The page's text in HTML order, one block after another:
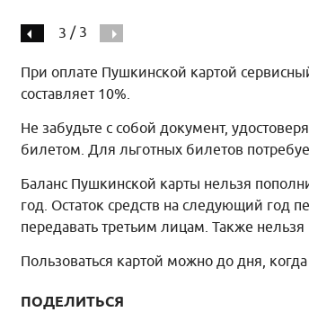
3 / 3
При оплате Пушкинской картой
составляет 10%.
Не забудьте с собой документ,
билетом. Для льготных билетов
Баланс Пушкинской карты нельзя
год. Остаток средств на следующий год
передавать третьим лицам. Также
Пользоваться картой можно до дня,
ПОДЕЛИТЬСЯ